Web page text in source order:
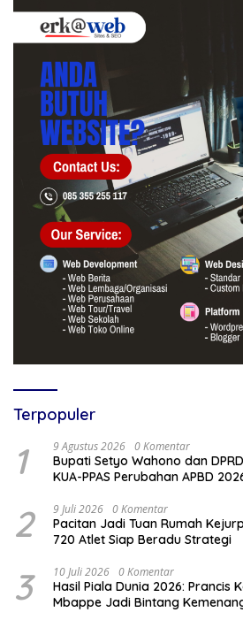
Terpopuler
1 9 Agustus 2026 0 Komentar
Bupati Setyo Wahono dan
KUA-PPAS Perubahan APBD
2 9 Juli 2026 0 Komentar
Pacitan Jadi Tuan Rumah
720 Atlet Siap Beradu Strategi
3 10 Juli 2026 0 Komentar
Hasil Piala Dunia 2026: Prancis
Mbappe Jadi Bintang